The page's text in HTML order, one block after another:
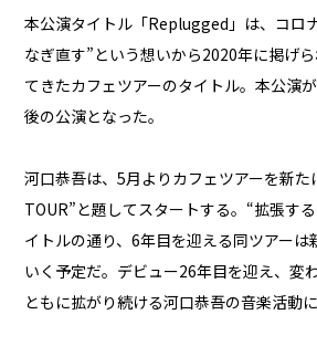
本公演タイトル「Replugged」は、コロ
なぎ直す”という想いから2020年に掲げ
てきたカフェツアーのタイトル。本公演
後の公演となった。
河口恭吾は、5月よりカフェツアーを新た
TOUR”と題してスタートする。“拡張す
イトルの通り、6年目を迎える同ツアーは
いく予定だ。デビュー26年目を迎え、変
ともに拡がり続ける河口恭吾の音楽活動